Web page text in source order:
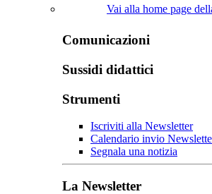
Vai alla home page
Comunicazioni
Sussidi didattici
Strumenti
Iscriviti alla Newsletter
Calendario invio
Segnala una notizia
La Newsletter